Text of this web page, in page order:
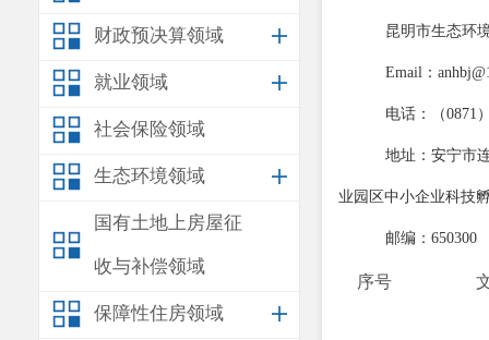
财政预决算领域
就业领域
社会保险领域
生态环境领域
国有土地上房屋征
收与补偿领域
保障性住房领域
昆明市生态环
Email ：
电话：（0871
地址：安宁市
业园区中小企业科技
邮编： 650300
序号